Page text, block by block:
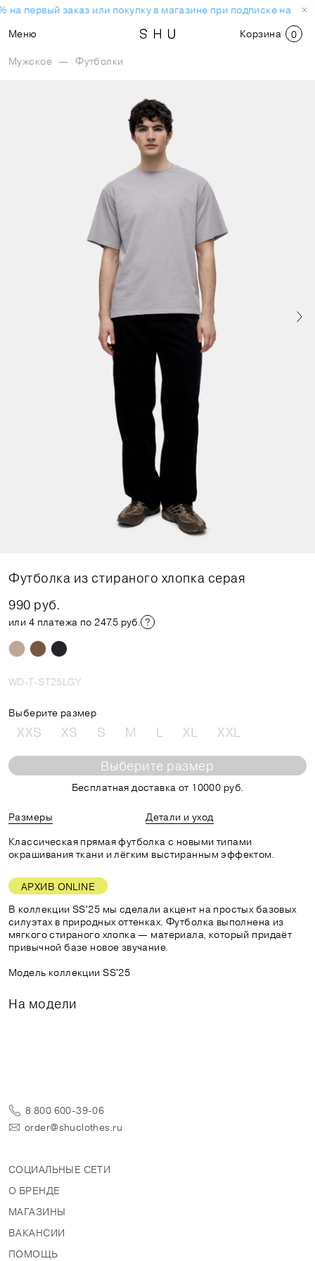
на первый заказ или покупку в магазине при подписке на
Меню
Корзина 0
Мужское — Футболки
Футболка из стираного хлопка серая
990 руб.
или 4 платежа по 247.5 руб.
WD-T-ST25LGY
Выберите размер
XXS XS S M L XL XXL
Выберите размер
Бесплатная доставка от 10000 руб.
Размеры
Детали и уход
Классическая прямая футболка с новыми типами
окрашивания ткани и лёгким выстиранным эффектом.
АРХИВ ONLINE
В коллекции SS'25 мы сделали акцент на простых базовых
силуэтах в природных оттенках. Футболка выполнена из
мягкого стираного хлопка — материала, который придаёт
привычной базе новое звучание.
Модель коллекции SS'25
На модели
8 800 600-39-06
order@shuclothes.ru
СОЦИАЛЬНЫЕ СЕТИ
О БРЕНДЕ
МАГАЗИНЫ
ВАКАНСИИ
ПОМОЩЬ